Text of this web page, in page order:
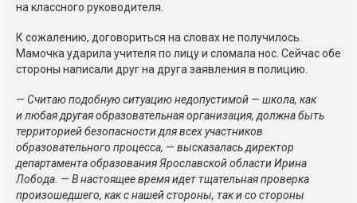
на классного руководителя.
К сожалению, договориться на словах не получилось.
Мамочка ударила учителя по лицу и сломала нос. Сейчас обе
стороны написали друг на друга заявления в полицию.
— Считаю подобную ситуацию недопустимой — школа, как
и любая другая образовательная организация, должна быть
территорией безопасности для всех участников
образовательного процесса, — высказалась директор
департамента образования Ярославской области Ирина
Лобода. — В настоящее время идет тщательная проверка
произошедшего, как с нашей стороны, так и со стороны